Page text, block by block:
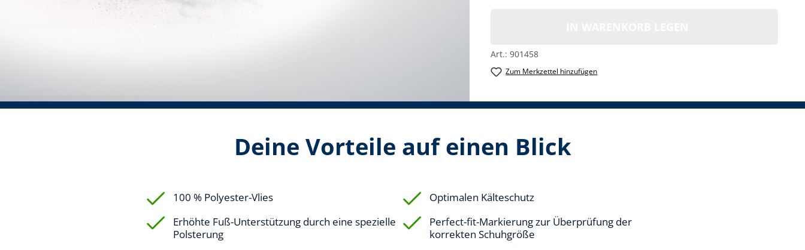
Art.: 901458
Zum Merkzettel hinzufügen
Deine Vorteile auf einen Blick
100 % Polyester-Vlies
Optimalen Kälteschutz
Erhöhte Fuß-Unterstützung durch eine spezielle
Polsterung
Perfect-fit-Markierung zur Überprüfung der
korrekten Schuhgröße